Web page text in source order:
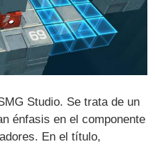
Studio. Se trata de un
énfasis en el componente
En el título,